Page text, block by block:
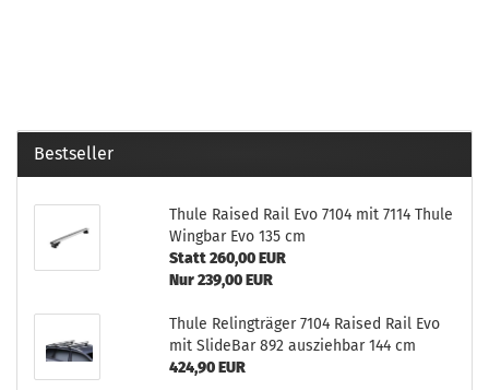
Bestseller
Thule Raised Rail Evo 7104 mit 7114 Thule
Wingbar Evo 135 cm
Statt 260,00 EUR
Nur 239,00 EUR
Thule Relingträger 7104 Raised Rail Evo
mit SlideBar 892 ausziehbar 144 cm
424,90 EUR